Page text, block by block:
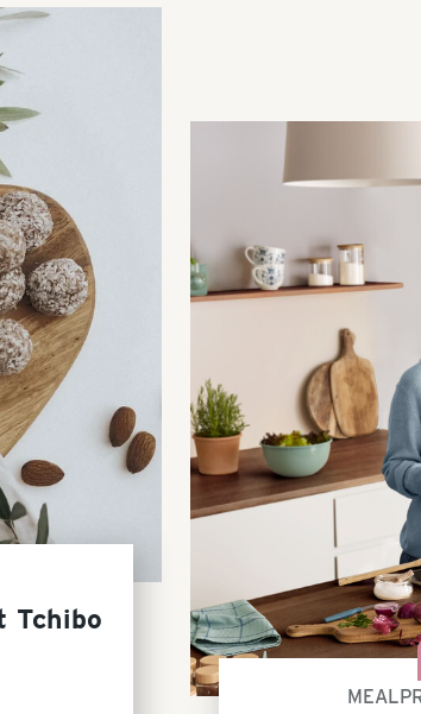
Tchibo